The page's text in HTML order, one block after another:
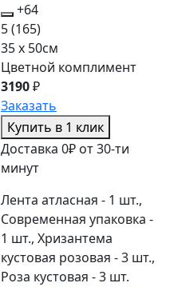
+64
5(165)
35 x 50см
Цветной комплимент
3190₽
Заказать
Купить в 1 клик
Доставка 0₽ от 30-ти
минут
Лента атласная - 1 шт.,
Современная упаковка -
1 шт., Хризантема
кустовая розовая - 3 шт.,
Роза кустовая - 3 шт.